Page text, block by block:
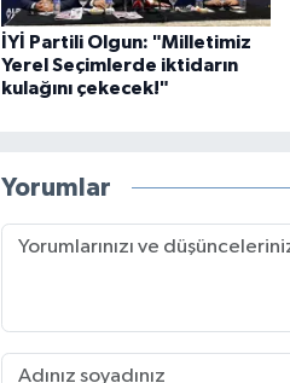
İYİ Partili Olgun: "Milletimiz
Yerel Seçimlerde iktidarın
kulağını çekecek!"
Yorumlar